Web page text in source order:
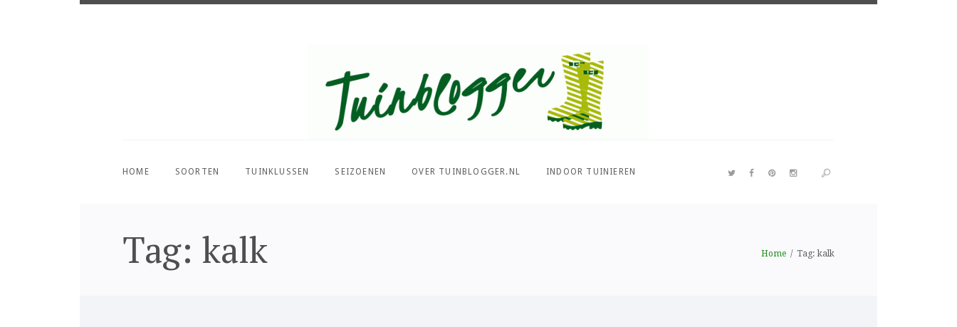
HOME
SOORTEN TUINKLUSSEN SEIZOENEN OVER TUINBLOGGER.NL INDOOR TUINIEREN
Tag: kalk Home Tag: kalk